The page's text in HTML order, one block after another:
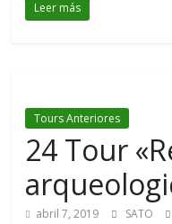
Leer más
Tours Anteriores
24 Tour
abril 7, 2019 SATO